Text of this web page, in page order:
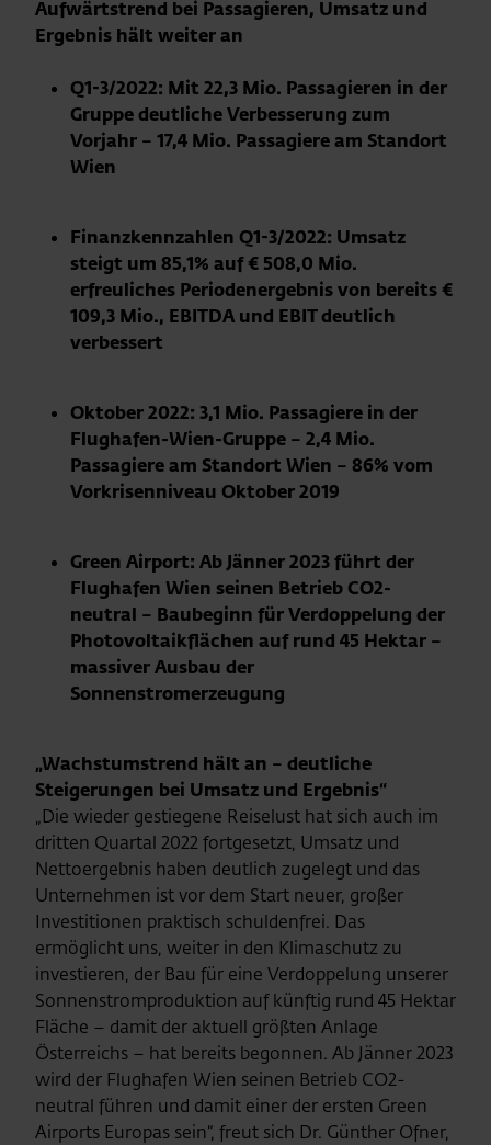
Aufwärtstrend bei Passagieren, Umsatz und
Ergebnis hält weiter an
Q1-3/2022: Mit 22,3 Mio. Passagieren in der
Gruppe deutliche Verbesserung zum
Vorjahr – 17,4 Mio. Passagiere am Standort
Wien
Finanzkennzahlen Q1-3/2022: Umsatz
steigt um 85,1% auf € 508,0 Mio.
erfreuliches Periodenergebnis von bereits €
109,3 Mio., EBITDA und EBIT deutlich
verbessert
Oktober 2022: 3,1 Mio. Passagiere in der
Flughafen-Wien-Gruppe – 2,4 Mio.
Passagiere am Standort Wien – 86% vom
Vorkrisenniveau Oktober 2019
Green Airport: Ab Jänner 2023 führt der
Flughafen Wien seinen Betrieb CO2-
neutral – Baubeginn für Verdoppelung der
Photovoltaikflächen auf rund 45 Hektar –
massiver Ausbau der
Sonnenstromerzeugung
„Wachstumstrend hält an – deutliche
Steigerungen bei Umsatz und Ergebnis“
„Die wieder gestiegene Reiselust hat sich auch im
dritten Quartal 2022 fortgesetzt, Umsatz und
Nettoergebnis haben deutlich zugelegt und das
Unternehmen ist vor dem Start neuer, großer
Investitionen praktisch schuldenfrei. Das
ermöglicht uns, weiter in den Klimaschutz zu
investieren, der Bau für eine Verdoppelung unserer
Sonnenstromproduktion auf künftig rund 45 Hektar
Fläche – damit der aktuell größten Anlage
Österreichs – hat bereits begonnen. Ab Jänner 2023
wird der Flughafen Wien seinen Betrieb CO2-
neutral führen und damit einer der ersten Green
Airports Europas sein“, freut sich Dr. Günther Ofner,